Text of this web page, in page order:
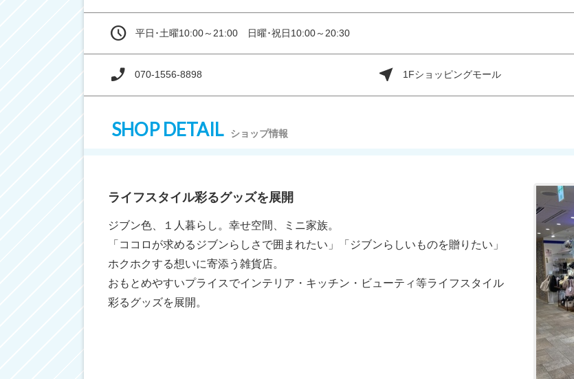
平日･土曜10:00～21:00 日曜･祝日10:00～20:30
070-1556-8898 1Fショッピングモール
SHOP DETAIL ショップ情報
ライフスタイル彩るグッズを展開
ジブン色、１人暮らし。幸せ空間、ミニ家族。
「ココロが求めるジブンらしさで囲まれたい」「ジブンらしいものを贈りたい」
ホクホクする想いに寄添う雑貨店。
おもとめやすいプライスでインテリア・キッチン・ビューティ等ライフスタイル
彩るグッズを展開。